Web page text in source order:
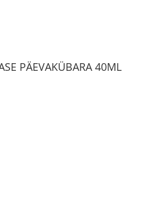
PÄEVAKÜBARA 40ML